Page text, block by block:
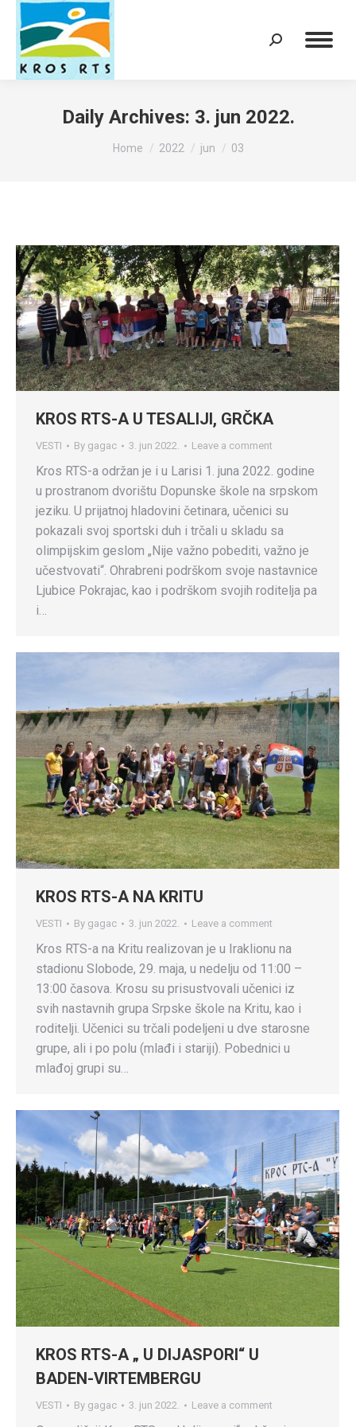
Search:
Daily Archives: 3. jun 2022.
You are here:
Home 2022 jun 03
KROS RTS-A U TESALIJI, GRČKA
VESTI By gagac 3. jun 2022. Leave a comment
Kros RTS-a održan je i u Larisi 1. juna 2022. godine
u prostranom dvorištu Dopunske škole na srpskom
jeziku. U prijatnoj hladovini četinara, učenici su
pokazali svoj sportski duh i trčali u skladu sa
olimpijskim geslom „Nije važno pobediti, važno je
učestvovati“. Ohrabreni podrškom svoje nastavnice
Ljubice Pokrajac, kao i podrškom svojih roditelja pa
i…
KROS RTS-A NA KRITU
VESTI By gagac 3. jun 2022. Leave a comment
Kros RTS-a na Kritu realizovan je u Iraklionu na
stadionu Slobode, 29. maja, u nedelju od 11:00 –
13:00 časova. Krosu su prisustvovali učenici iz
svih nastavnih grupa Srpske škole na Kritu, kao i
roditelji. Učenici su trčali podeljeni u dve starosne
grupe, ali i po polu (mlađi i stariji). Pobednici u
mlađoj grupi su…
KROS RTS-A „ U DIJASPORI“ U
BADEN-VIRTEMBERGU
VESTI By gagac 3. jun 2022. Leave a comment